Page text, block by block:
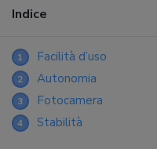
Indice
1 Facilità d’uso
2 Autonomia
3 Fotocamera
4 Stabilità